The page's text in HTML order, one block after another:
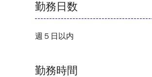
勤務日数
週５日以内
勤務時間